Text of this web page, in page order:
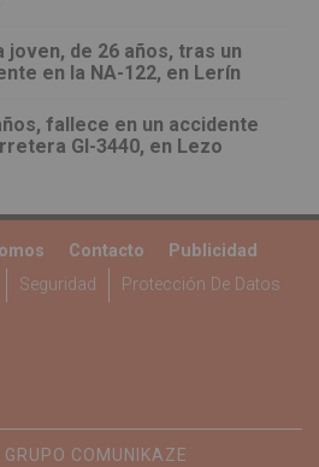
joven, de 26 años, tras un
en la NA-122, en Lerín
fallece en un accidente
GI-3440, en Lezo
Contacto
Publicidad
Seguridad Protección De Datos
COMUNIKAZE